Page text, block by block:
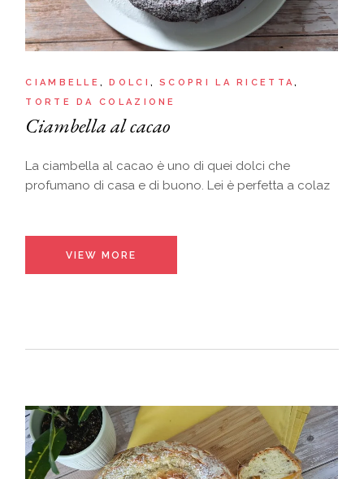
CIAMBELLE DOLCI
SCOPRI LA RICETTA
TORTE DA COLAZIONE
Ciambella al cacao
La ciambella al cacao è uno di quei dolci che
profumano di casa e di buono. Lei è perfetta a colaz
VIEW MORE